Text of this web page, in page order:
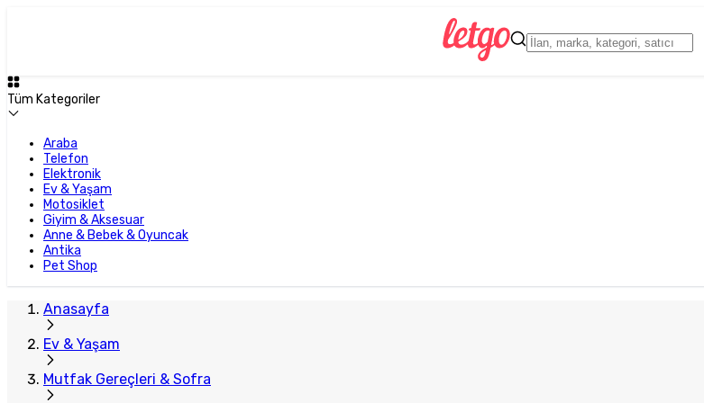
Tüm Kategoriler
Araba
Telefon
Elektronik
Ev & Yaşam
Motosiklet
Giyim & Aksesuar
Anne & Bebek & Oyuncak
Antika
Pet Shop
Anasayfa
Ev & Yaşam
Mutfak Gereçleri & Sofra